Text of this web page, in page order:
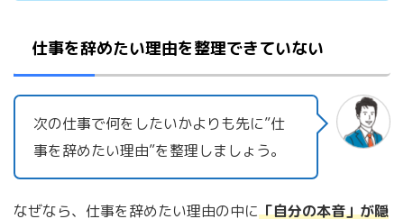
仕事を辞めたい理由を整理できていない
次の仕事で何をしたいかよりも先に”仕
事を辞めたい理由”を整理しましょう。
なぜなら、仕事を辞めたい理由の中に「自分の本音」が隠